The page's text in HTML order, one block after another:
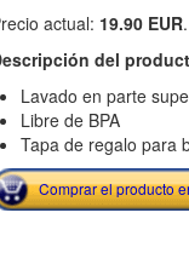
actual: 19.90 EUR.
del
Lavado en parte
Libre de BPA
Tapa de regalo para
Comprar el producto